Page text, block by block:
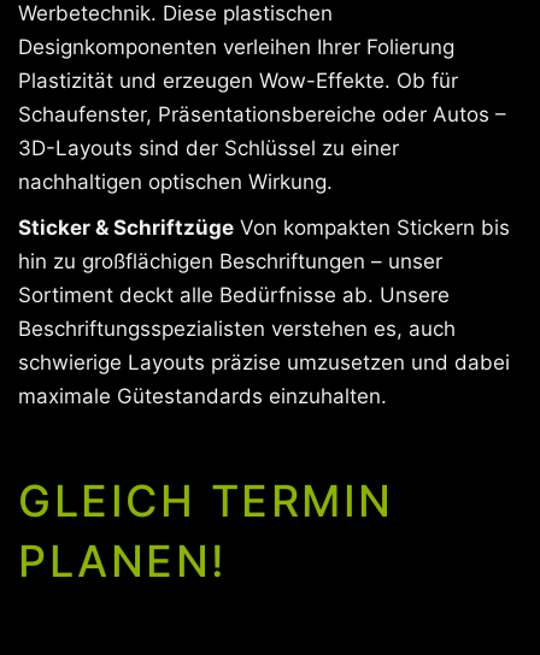
Werbetechnik. Diese plastischen
Designkomponenten verleihen Ihrer Folierung
Plastizität und erzeugen Wow-Effekte. Ob für
Schaufenster, Präsentationsbereiche oder Autos –
3D-Layouts sind der Schlüssel zu einer
nachhaltigen optischen Wirkung.
Sticker & Schriftzüge Von kompakten Stickern bis
hin zu großflächigen Beschriftungen – unser
Sortiment deckt alle Bedürfnisse ab. Unsere
Beschriftungsspezialisten verstehen es, auch
schwierige Layouts präzise umzusetzen und dabei
maximale Gütestandards einzuhalten.
GLEICH TERMIN
PLANEN!